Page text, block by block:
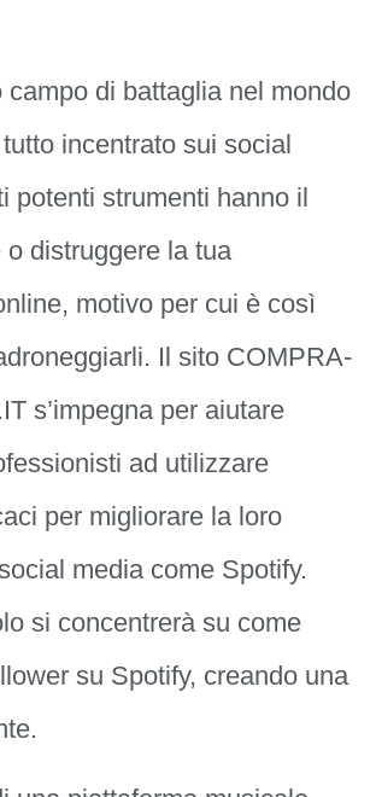
campo di battaglia nel mondo
incentrato sui social
potenti strumenti hanno il
o distruggere la tua
motivo per cui è così
Il sito COMPRA-
s’impegna per aiutare
ad utilizzare
per migliorare la loro
media come Spotify.
si concentrerà su come
su Spotify, creando una